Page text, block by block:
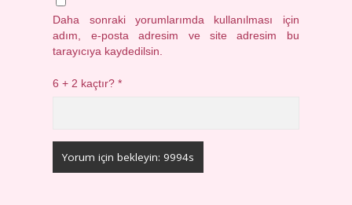
Daha sonraki yorumlarımda kullanılması için
adım, e-posta adresim ve site adresim bu
tarayıcıya kaydedilsin.
6 + 2 kaçtır?*